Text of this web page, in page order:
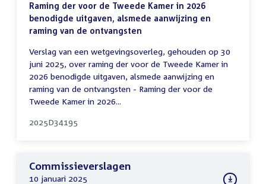
Raming der voor de Tweede Kamer in 2026
benodigde uitgaven, alsmede aanwijzing en
raming van de ontvangsten
Verslag van een wetgevingsoverleg, gehouden op 30
juni 2025, over raming der voor de Tweede Kamer in
2026 benodigde uitgaven, alsmede aanwijzing en
raming van de ontvangsten - Raming der voor de
Tweede Kamer in 2026...
2025D34195
Commissieverslagen
10 januari 2025